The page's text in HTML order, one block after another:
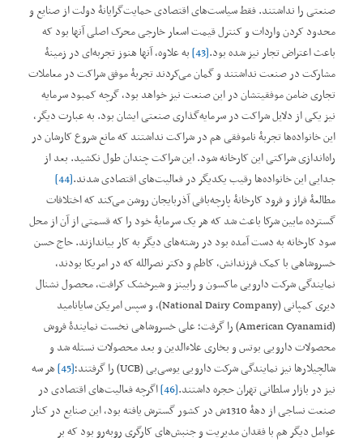
صنعتی را نداشتند. فقط سیاست‌های اقتصادی حمایت‌گرایانۀ دولت از صنایع و
محدود کردن واردات و کنترل قیمت اسعار خارجی محرک اصلی آنها بود که
باعث اعتراض تجار نیز شده بود.[43]
به علاوه، آنها هنوز تجربه‌ای در زمینۀ
مشارکت در صنعت نداشتند و گمان می‌کردند تجربۀ موفق شراکت در معاملات
تجاری ضامن موفقیتشان در این صنعت نیز خواهد بود، گرچه کمبود سرمایه
نیز یکی از دلایل شراکت در سرمایه‌گذاری صنعتی ایشان بود. به عبارت دیگر،
این خانواده‌ها تجربۀ ناموفقی هم در شراکت نداشتند که مانع شروع کارشان در
راه‌اندازی شراکتی این کارخانه شود. این شراکت چندان طول نکشید. بعد از
جدایی این خانواده‌ها رقیب یکدیگر در فعالیت‌های اقتصادی شدند.[44]
مطالعۀ فراز و فرود کارخانۀ پارچه‌بافی آذربایجان روشن می‌کند که اختلافات
گسترده مابین شرکا باعث شد که هر یک سرمایۀ خود را که قسمتی از آن از محل
سود کارخانه به دست آمده بود در رشته‌های دیگر به کار بیاندازند. حاج حسن
خسروشاهی با کمک فرزندانش، کاظم و دکتر نصرالله که در امریکا بودند،
نمایندگی شرکت دارویی ماکسون و رابینز و شیرخشک کرافت، محصول نشنال
دیری کمپانی (National Dairy Company)، و سپس امریکن سایانامید
(American Cyanamid) را گرفت؛ علی خسروشاهی نخست نمایندۀ فروش
محصولات دارویی بوتس و بخاری علاءالدین و بعد محصولات نستله شد و
شالچیلارها نیز نمایندگی شرکت دارویی یو‌سی‌بی (UCB) را گرفتند؛
[45]
هر سه
نیز در بازار سلطانی تهران حجره داشتند.[46]
اگرچه فعالیت‌های اقتصادی در
صنعت نساجی از دهۀ 1310ش در کشور گسترش یافته بود، این صنایع در کنار
عوامل دیگر هم با فقدان مدیریت و جنبش‌های کارگری روبه‌رو بود که بر